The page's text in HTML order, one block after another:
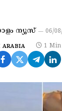
ന്യൂസ് 06/
ARABIA 1 Min